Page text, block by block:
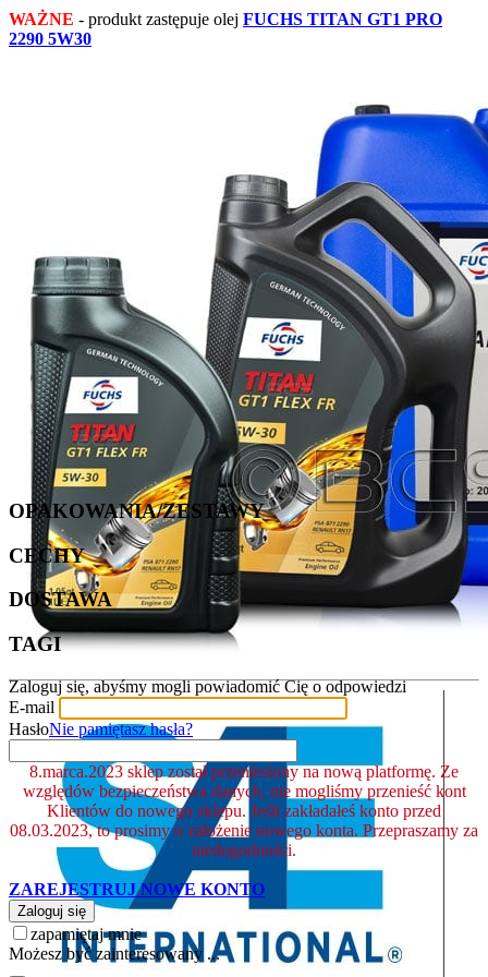
WAŻNE - produkt zastępuje olej FUCHS TITAN GT1 PRO
2290 5W30
OPAKOWANIA/ZESTAWY
CECHY
DOSTAWA
TAGI
Zaloguj się, abyśmy mogli powiadomić Cię o odpowiedzi
E-mail
HasłoNie pamiętasz hasła?
8.marca.2023 sklep został przeniesiony na nową platformę. Ze
względów bezpieczeństwa danych, nie mogliśmy przenieść kont
Klientów do nowego sklepu. Jeśli zakładałeś konto przed
08.03.2023, to prosimy o założenie nowego konta. Przepraszamy za
niedogodności.
ZAREJESTRUJ NOWE KONTO
Zaloguj się
zapamiętaj mnie
Możesz być zainteresowany ...